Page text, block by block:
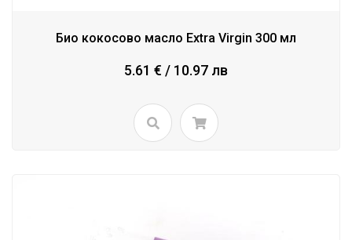
Био кокосово масло Extra Virgin 300 мл
5.61 € / 10.97 лв